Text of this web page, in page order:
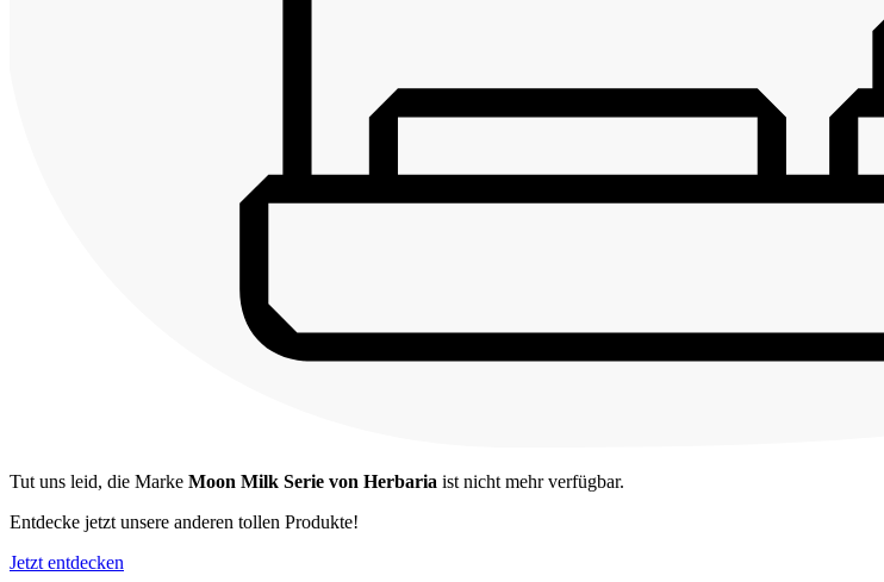
Tut uns leid, die Marke Moon Milk Serie von Herbaria ist nicht mehr verfügbar.
Entdecke jetzt unsere anderen tollen Produkte!
Jetzt entdecken